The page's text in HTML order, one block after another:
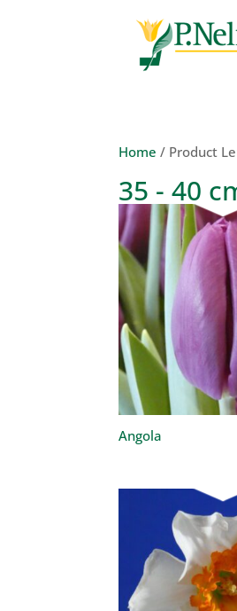
Home / Product
35 - 40
Angola